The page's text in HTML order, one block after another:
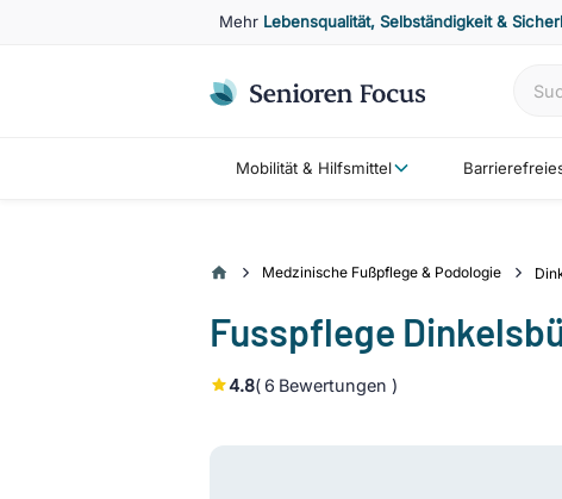
Mehr Lebensqualität, Selbständigkeit &
Mobilität & Hilfsmittel
Medzinische Fußpflege & Podologie
Fusspflege
4.8(6 Bewertungen )